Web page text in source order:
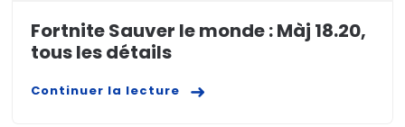
Fortnite Sauver le monde : Màj 18.20,
tous les détails
Continuer la lecture